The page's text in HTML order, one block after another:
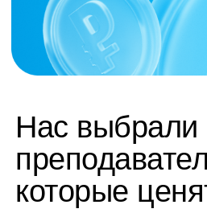
труду — мы делаем всё,
был приятнее